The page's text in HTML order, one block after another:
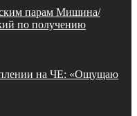
парам Мишина/
по получению
на ЧЕ: «Ощущаю